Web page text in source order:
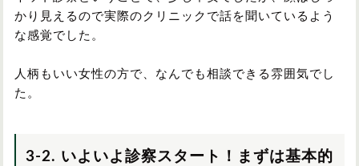
かり見えるので実際のクリニックで話を聞いているよう
な感覚でした。
人柄もいい女性の方で、なんでも相談できる雰囲気でし
た。
3-2. いよいよ診察スタート！まずは基本的